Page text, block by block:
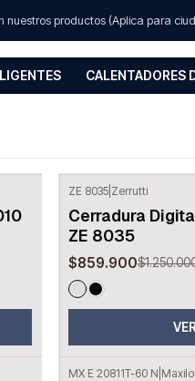
CALENTADORES
nuestros productos (Aplica para
Inicio Cerraduras
OFF
ZE 8035| Zerrutti
Cerradura
ZE 8035
$859.900
MX E 20811T-60 N